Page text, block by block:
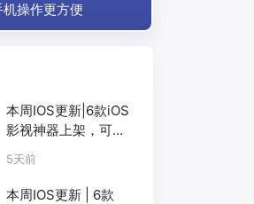
操作更方便
本周IOS更新|6款iOS
影视神器上架，可
可、暖秋、咸鱼、小
柿子等
5天前
本周IOS更新 | 6款